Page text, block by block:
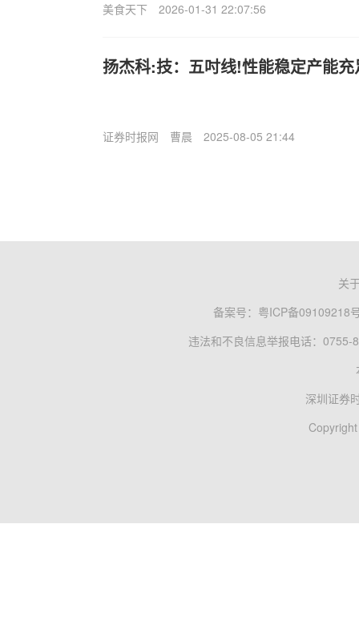
美食天下 2026-01-31 22:07:56
扬杰科:技：五吋线!性能稳定产能充
证券时报网 曹晨 2025-08-05 21:44
关
备案号： 粤ICP备09109218
违法和不良信息举报电话：0755-
深圳证券